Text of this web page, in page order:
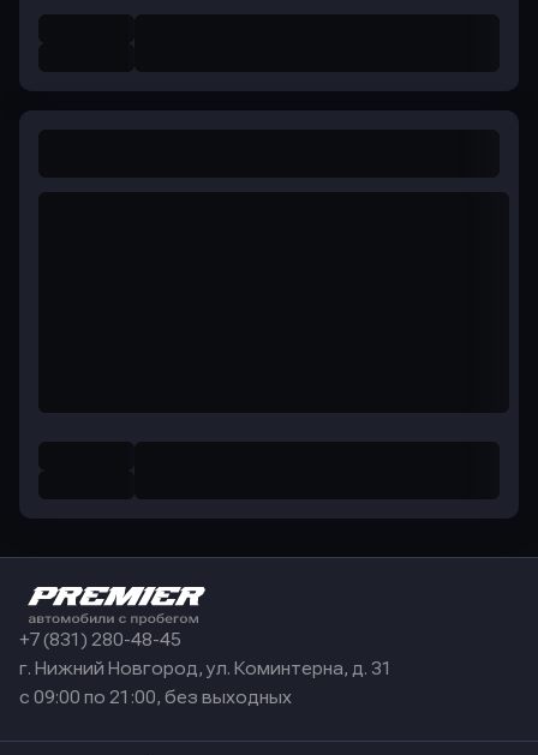
+7 (831) 280-48-45
г. Нижний Новгород, ул. Коминтерна, д. 31
с 09:00 по 21:00, без выходных